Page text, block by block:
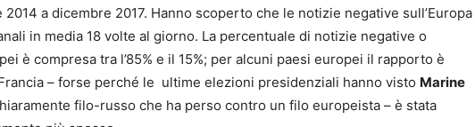
2014 a dicembre 2017. Hanno scoperto che le notizie negative sull’Europa
in media 18 volte al giorno. La percentuale di notizie negative o
è compresa tra l’85% e il 15%; per alcuni paesi europei il rapporto è
– forse perché le ultime elezioni presidenziali hanno visto Marine
filo-russo che ha perso contro un filo europeista – è stata